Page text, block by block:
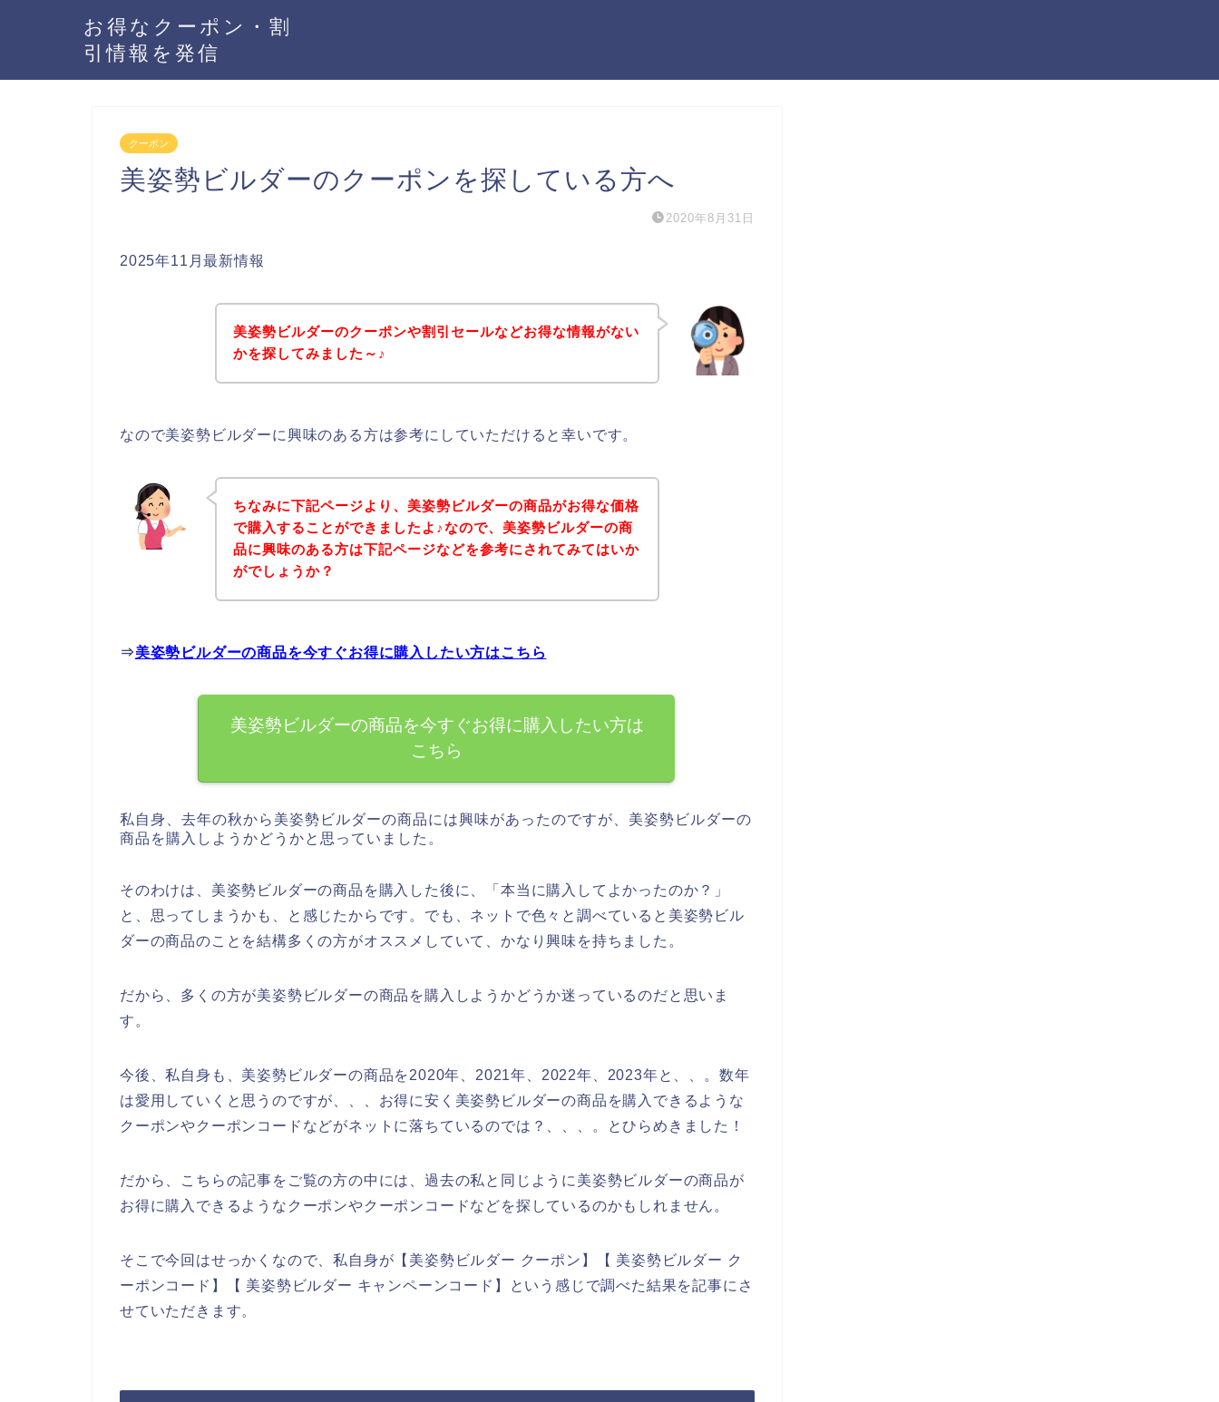
お得なクーポン・割
引情報を発信
クーポン
美姿勢ビルダーのクーポンを探している方へ
2020年8月31日
2025年11月最新情報
美姿勢ビルダーのクーポンや割引セールなどお得な情報がない
かを探してみました～♪
なので美姿勢ビルダーに興味のある方は参考にしていただけると幸いです。
ちなみに下記ページより、美姿勢ビルダーの商品がお得な価格
で購入することができましたよ♪なので、美姿勢ビルダーの商
品に興味のある方は下記ページなどを参考にされてみてはいか
がでしょうか？
⇒美姿勢ビルダーの商品を今すぐお得に購入したい方はこちら
美姿勢ビルダーの商品を今すぐお得に購入したい方は
こちら
私自身、去年の秋から美姿勢ビルダーの商品には興味があったのですが、美姿勢ビルダーの
商品を購入しようかどうかと思っていました。
そのわけは、美姿勢ビルダーの商品を購入した後に、「本当に購入してよかったのか？」
と、思ってしまうかも、と感じたからです。でも、ネットで色々と調べていると美姿勢ビル
ダーの商品のことを結構多くの方がオススメしていて、かなり興味を持ちました。
だから、多くの方が美姿勢ビルダーの商品を購入しようかどうか迷っているのだと思いま
す。
今後、私自身も、美姿勢ビルダーの商品を2020年、2021年、2022年、2023年と、、。数年
は愛用していくと思うのですが、、、お得に安く美姿勢ビルダーの商品を購入できるような
クーポンやクーポンコードなどがネットに落ちているのでは？、、、。とひらめきました！
だから、こちらの記事をご覧の方の中には、過去の私と同じように美姿勢ビルダーの商品が
お得に購入できるようなクーポンやクーポンコードなどを探しているのかもしれません。
そこで今回はせっかくなので、私自身が【美姿勢ビルダー クーポン】【 美姿勢ビルダー ク
ーポンコード】【 美姿勢ビルダー キャンペーンコード】という感じで調べた結果を記事にさ
せていただきます。